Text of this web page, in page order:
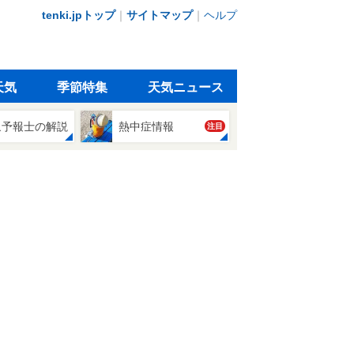
tenki.jpトップ｜ サイトマップ｜ ヘルプ
気 季節特集 天気ニュース
報士の解説 熱中症情報 注目